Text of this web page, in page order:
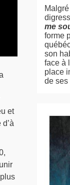
et
me
forme
son
face à
place
de ses